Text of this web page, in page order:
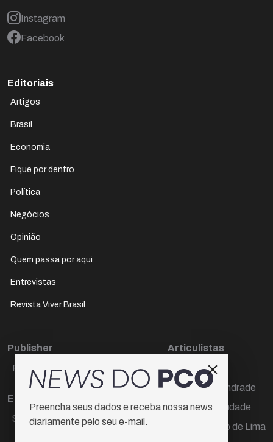
Instagram
Facebook
Editoriais
Artigos
Brasil
Economia
Fique por dentro
Política
Negócios
Opinião
Quem passa por aqui
Entrevistas
Revista Viver Brasil
Publisher
Paulo Cesar de Oliveira
Editora Chefe
Sueli Cotta
Articulistas
Décio Freire
Dr Marcos Andrade
Hamilton Trindade
Igor Carvalho de Lima
Preencha seus dados e receba nossa news
diariamente pelo seu e-mail.